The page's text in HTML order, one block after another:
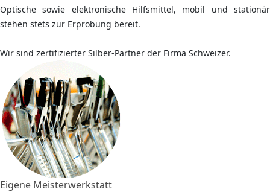
Optische sowie elektronische Hilfsmittel, mobil und stationär
stehen stets zur Erprobung bereit.
Wir sind zertifizierter Silber-Partner der Firma Schweizer.
Eigene Meisterwerkstatt